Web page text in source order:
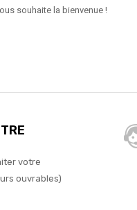
souhaite la bienvenue !
votre
ouvrables)